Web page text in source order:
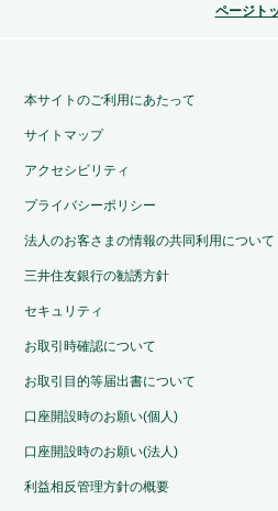
ページト
本サイトのご利用にあたって
サイトマップ
アクセシビリティ
プライバシーポリシー
法人のお客さまの情報の共同利用について
三井住友銀行の勧誘方針
セキュリティ
お取引時確認について
お取引目的等届出書について
口座開設時のお願い(個人)
口座開設時のお願い(法人)
利益相反管理方針の概要